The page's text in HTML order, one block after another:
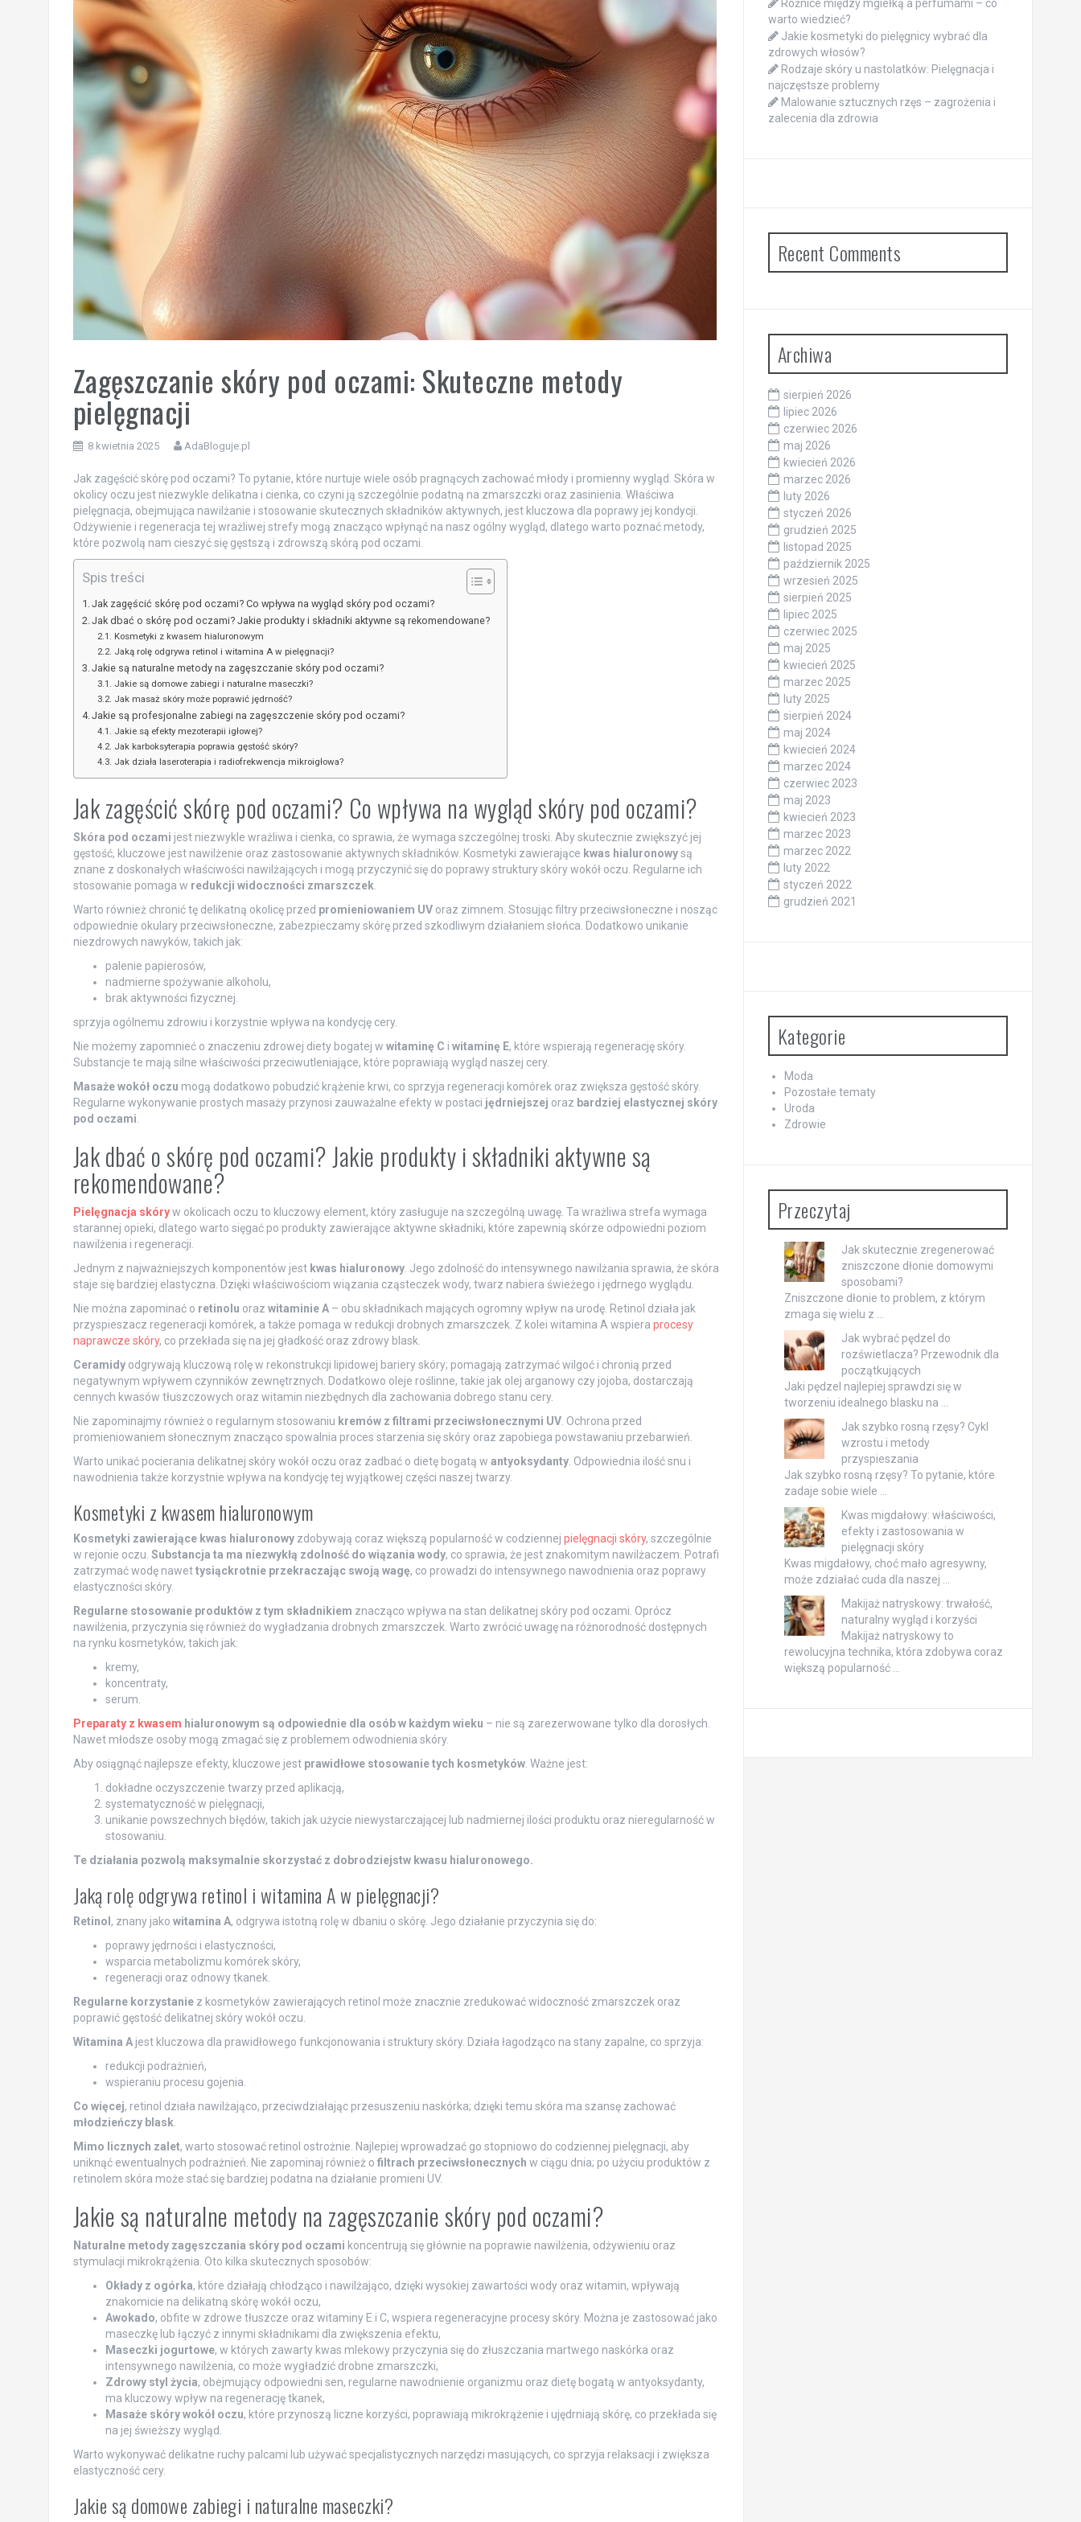
Zagęszczanie skóry pod oczami: Skuteczne metody
pielęgnacji
8 kwietnia 2025 AdaBloguje.pl
Jak zagęścić skórę pod oczami? To pytanie, które nurtuje wiele osób pragnących zachować młody i promienny wygląd. Skóra w
okolicy oczu jest niezwykle delikatna i cienka, co czyni ją szczególnie podatną na zmarszczki oraz zasinienia. Właściwa
pielęgnacja, obejmująca nawilżanie i stosowanie skutecznych składników aktywnych, jest kluczowa dla poprawy jej kondycji.
Odżywienie i regeneracja tej wrażliwej strefy mogą znacząco wpłynąć na nasz ogólny wygląd, dlatego warto poznać metody,
które pozwolą nam cieszyć się gęstszą i zdrowszą skórą pod oczami.
Spis treści
Jak zagęścić skórę pod oczami? Co wpływa na wygląd skóry pod oczami?
Jak dbać o skórę pod oczami? Jakie produkty i składniki aktywne są rekomendowane?
Kosmetyki z kwasem hialuronowym
Jaką rolę odgrywa retinol i witamina A w pielęgnacji?
Jakie są naturalne metody na zagęszczanie skóry pod oczami?
Jakie są domowe zabiegi i naturalne maseczki?
Jak masaż skóry może poprawić jędrność?
Jakie są profesjonalne zabiegi na zagęszczenie skóry pod oczami?
Jakie są efekty mezoterapii igłowej?
Jak karboksyterapia poprawia gęstość skóry?
Jak działa laseroterapia i radiofrekwencja mikroigłowa?
Jak zagęścić skórę pod oczami? Co wpływa na wygląd skóry pod oczami?
Skóra pod oczami jest niezwykle wrażliwa i cienka, co sprawia, że wymaga szczególnej troski. Aby skutecznie zwiększyć jej
gęstość, kluczowe jest nawilżenie oraz zastosowanie aktywnych składników. Kosmetyki zawierające kwas hialuronowysą
znane z doskonałych właściwości nawilżających i mogą przyczynić się do poprawy struktury skóry wokół oczu. Regularne ich
stosowanie pomaga w redukcji widoczności zmarszczek.
Warto również chronić tę delikatną okolicę przed promieniowaniem UVoraz zimnem. Stosując filtry przeciwsłoneczne i nosząc
odpowiednie okulary przeciwsłoneczne, zabezpieczamy skórę przed szkodliwym działaniem słońca. Dodatkowo unikanie
niezdrowych nawyków, takich jak:
palenie papierosów,
nadmierne spożywanie alkoholu,
brak aktywności fizycznej.
sprzyja ogólnemu zdrowiu i korzystnie wpływa na kondycję cery.
Nie możemy zapomnieć o znaczeniu zdrowej diety bogatej w witaminę C i witaminę E, które wspierają regenerację skóry.
Substancje te mają silne właściwości przeciwutleniające, które poprawiają wygląd naszej cery.
Masaże wokół oczu mogą dodatkowo pobudzić krążenie krwi, co sprzyja regeneracji komórek oraz zwiększa gęstość skóry.
Regularne wykonywanie prostych masaży przynosi zauważalne efekty w postaci jędrniejszej oraz bardziej elastycznej skóry
pod oczami
Jak dbać o skórę pod oczami? Jakie produkty i składniki aktywne są
rekomendowane?
Pielęgnacja skóryw okolicach oczu to kluczowy element, który zasługuje na szczególną uwagę. Ta wrażliwa strefa wymaga
starannej opieki, dlatego warto sięgać po produkty zawierające aktywne składniki, które zapewnią skórze odpowiedni poziom
nawilżenia i regeneracji.
Jednym z najważniejszych komponentów jest kwas hialuronowy. Jego zdolność do intensywnego nawilżania sprawia, że skóra
staje się bardziej elastyczna. Dzięki właściwościom wiązania cząsteczek wody, twarz nabiera świeżego i jędrnego wyglądu.
Nie można zapominać o retinolu oraz witaminie A– obu składnikach mających ogromny wpływ na urodę. Retinol działa jak
przyspieszacz regeneracji komórek, a także pomaga w redukcji drobnych zmarszczek. Z kolei witamina A wspiera procesy
naprawcze skóry, co przekłada się na jej gładkość oraz zdrowy blask.
Ceramidyodgrywają kluczową rolę w rekonstrukcji lipidowej bariery skóry; pomagają zatrzymać wilgoć i chronią przed
negatywnym wpływem czynników zewnętrznych. Dodatkowo oleje roślinne, takie jak olej arganowy czy jojoba, dostarczają
cennych kwasów tłuszczowych oraz witamin niezbędnych dla zachowania dobrego stanu cery.
Nie zapominajmy również o regularnym stosowaniu kremów z filtrami przeciwsłonecznymi UV. Ochrona przed
promieniowaniem słonecznym znacząco spowalnia proces starzenia się skóry oraz zapobiega powstawaniu przebarwień.
Warto unikać pocierania delikatnej skóry wokół oczu oraz zadbać o dietę bogatą w antyoksydanty. Odpowiednia ilość snu i
nawodnienia także korzystnie wpływa na kondycję tej wyjątkowej części naszej twarzy.
Kosmetyki z kwasem hialuronowym
Kosmetyki zawierające kwas hialuronowyzdobywają coraz większą popularność w codziennej pielęgnacji skóry, szczególnie
w rejonie oczu. Substancja ta ma niezwykłą zdolność do wiązania wody, co sprawia, że jest znakomitym nawilżaczem. Potrafi
zatrzymać wodę nawettysiąckrotnie przekraczając swoją wagę, co prowadzi do intensywnego nawodnienia oraz poprawy
elastyczności skóry.
Regularne stosowanie produktów z tym składnikiem znacząco wpływa na stan delikatnej skóry pod oczami. Oprócz
nawilżenia, przyczynia się również do wygładzania drobnych zmarszczek. Warto zwrócić uwagę na różnorodność dostępnych
na rynku kosmetyków, takich jak:
kremy,
koncentraty,
serum.
Preparaty z kwasem hialuronowym są odpowiednie dla osób w każdym wieku – nie są zarezerwowane tylko dla dorosłych.
Nawet młodsze osoby mogą zmagać się z problemem odwodnienia skóry.
Aby osiągnąć najlepsze efekty, kluczowe jest prawidłowe stosowanie tych kosmetyków. Ważne jest:
dokładne oczyszczenie twarzy przed aplikacją,
systematyczność w pielęgnacji,
unikanie powszechnych błędów, takich jak użycie niewystarczającej lub nadmiernej ilości produktu oraz nieregularność w
stosowaniu.
Te działania pozwolą maksymalnie skorzystać z dobrodziejstw kwasu hialuronowego.
Jaką rolę odgrywa retinol i witamina A w pielęgnacji?
Retinol , znany jako witamina A, odgrywa istotną rolę w dbaniu o skórę. Jego działanie przyczynia się do:
poprawy jędrności i elastyczności,
wsparcia metabolizmu komórek skóry,
regeneracji oraz odnowy tkanek.
Regularne korzystaniez kosmetyków zawierających retinol może znacznie zredukować widoczność zmarszczek oraz
poprawić gęstość delikatnej skóry wokół oczu.
Witamina Ajest kluczowa dla prawidłowego funkcjonowania i struktury skóry. Działa łagodząco na stany zapalne, co sprzyja:
redukcji podrażnień,
wspieraniu procesu gojenia.
Co więcej, retinol działa nawilżająco, przeciwdziałając przesuszeniu naskórka; dzięki temu skóra ma szansę zachować
młodzieńczy blask.
Mimo licznych zalet, warto stosować retinol ostrożnie. Najlepiej wprowadzać go stopniowo do codziennej pielęgnacji, aby
uniknąć ewentualnych podrażnień. Nie zapominaj również o filtrach przeciwsłonecznych w ciągu dnia; po użyciu produktów z
retinolem skóra może stać się bardziej podatna na działanie promieni UV.
Jakie są naturalne metody na zagęszczanie skóry pod oczami?
Naturalne metody zagęszczania skóry pod oczami koncentrują się głównie na poprawie nawilżenia, odżywieniu oraz
stymulacji mikrokrążenia. Oto kilka skutecznych sposobów:
Okłady z ogórka, które działają chłodząco i nawilżająco, dzięki wysokiej zawartości wody oraz witamin, wpływają
znakomicie na delikatną skórę wokół oczu,
Awokado, obfite w zdrowe tłuszcze oraz witaminy E i C, wspiera regeneracyjne procesy skóry. Można je zastosować jako
maseczkę lub łączyć z innymi składnikami dla zwiększenia efektu,
Maseczki jogurtowe, w których zawarty kwas mlekowy przyczynia się do złuszczania martwego naskórka oraz
intensywnego nawilżenia, co może wygładzić drobne zmarszczki,
Zdrowy styl życia, obejmujący odpowiedni sen, regularne nawodnienie organizmu oraz dietę bogatą w antyoksydanty,
ma kluczowy wpływ na regenerację tkanek,
Masaże skóry wokół oczu, które przynoszą liczne korzyści, poprawiają mikrokrążenie i ujędrniają skórę, co przekłada się
na jej świeższy wygląd.
Warto wykonywać delikatne ruchy palcami lub używać specjalistycznych narzędzi masujących, co sprzyja relaksacji i zwiększa
elastyczność cery.
Jakie są domowe zabiegi i naturalne maseczki?
Różnice między mgiełką a perfumami – co
warto wiedzieć?
Jakie kosmetyki do pielęgnicy wybrać dla
zdrowych włosów?
Rodzaje skóry u nastolatków: Pielęgnacja i
najczęstsze problemy
Malowanie sztucznych rzęs – zagrożenia i
zalecenia dla zdrowia
Recent Comments
Archiwa
sierpień 2026
lipiec 2026
czerwiec 2026
maj 2026
kwiecień 2026
marzec 2026
luty 2026
styczeń 2026
grudzień 2025
listopad 2025
październik 2025
wrzesień 2025
sierpień 2025
lipiec 2025
czerwiec 2025
maj 2025
kwiecień 2025
marzec 2025
luty 2025
sierpień 2024
maj 2024
kwiecień 2024
marzec 2024
czerwiec 2023
maj 2023
kwiecień 2023
marzec 2023
marzec 2022
luty 2022
styczeń 2022
grudzień 2021
Kategorie
Moda
Pozostałe tematy
Uroda
Zdrowie
Przeczytaj
Jak skutecznie zregenerować
zniszczone dłonie domowymi
sposobami?
Zniszczone dłonie to problem, z którym
zmaga się wielu z …
Jak wybrać pędzel do
rozświetlacza? Przewodnik dla
początkujących
Jaki pędzel najlepiej sprawdzi się w
tworzeniu idealnego blasku na …
Jak szybko rosną rzęsy? Cykl
wzrostu i metody
przyspieszania
Jak szybko rosną rzęsy? To pytanie, które
zadaje sobie wiele …
Kwas migdałowy: właściwości,
efekty i zastosowania w
pielęgnacji skóry
Kwas migdałowy, choć mało agresywny,
może zdziałać cuda dla naszej …
Makijaż natryskowy: trwałość,
naturalny wygląd i korzyści
Makijaż natryskowy to
rewolucyjna technika, która zdobywa coraz
większą popularność …